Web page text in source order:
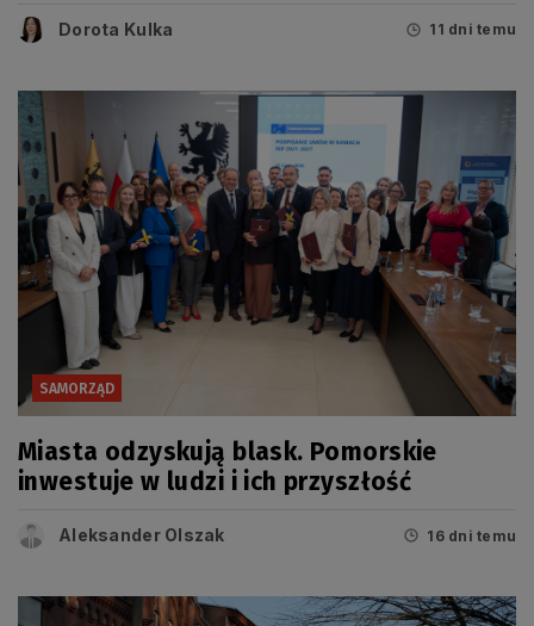
Dorota Kulka 11 dni temu
SAMORZĄD
Miasta odzyskują blask. Pomorskie
inwestuje w ludzi i ich przyszłość
Aleksander Olszak 16 dni temu